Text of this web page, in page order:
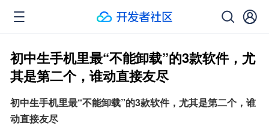
初中生手机里最“不能卸载”的3款软件，尤
其是第二个，谁动直接友尽
初中生手机里最“不能卸载”的3款软件，尤其是第二个，谁
动直接友尽